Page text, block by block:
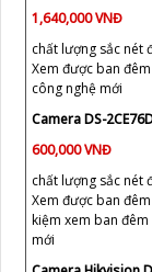
1,640,000 VNĐ
chất lượng sắc nét
Xem được ban
công nghệ mới
Camera DS-
600,000 VNĐ
chất lượng sắc nét
Xem được ban
kiệm xem ban
mới